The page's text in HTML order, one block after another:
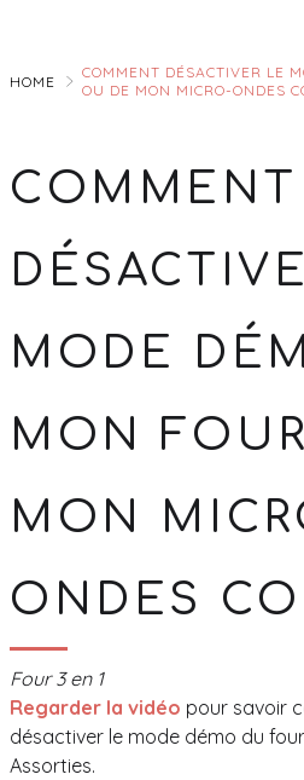
Main
HOME
COMMENT DÉSACTIVER LE
OU DE MON MICRO-ONDES
COMMENT
MODE
MON
MON
ONDES
Four 3 en 1
Regarder la vidéo pour savoir
désactiver le mode démo du
Assorties.